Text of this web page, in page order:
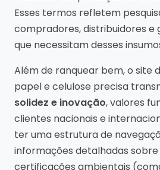
Esses termos refletem
compradores, distribuidores e
que necessitam desses
Além de ranquear bem, o site
papel e celulose precisa
solidez e inovação, valores
clientes nacionais e
ter uma estrutura de
informações detalhadas
certificações ambientais